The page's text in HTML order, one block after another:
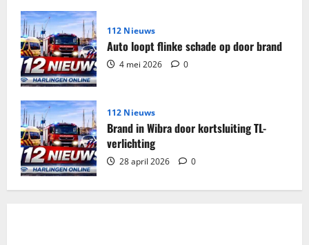
112 Nieuws
Auto loopt flinke schade op door brand
4 mei 2026 0
112 Nieuws
Brand in Wibra door kortsluiting TL-
verlichting
28 april 2026 0